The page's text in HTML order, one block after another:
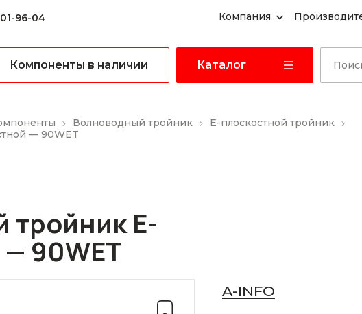
96-04 Компания
Компоненты в наличии Каталог
Волноводный тройник
E-плоскостной тройник
— 90WET
E-
90WET
A-INFO